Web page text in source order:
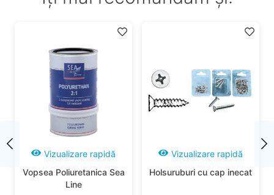
Vizualizare rapidă
Vopsea Poliuretanica Sea
Line
Vizualizare rapidă
Holsuruburi cu cap inecat